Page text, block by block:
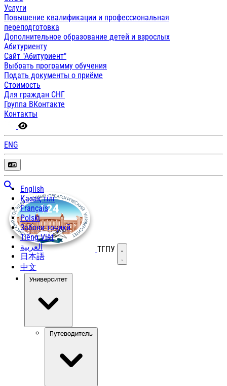
Услуги
Повышение квалификации и профессиональная
переподготовка
Дополнительное образование детей и взрослых
Абитуриенту
Сайт "Абитуриент"
Выбрать программу обучения
Подать документы о приёме
Стоимость
Для граждан СНГ
Группа ВКонтакте
Контакты
ENG
English
Қазақ тілі
Français
Polski
Забони тоҷикӣ
Tiếng Việt
العربية
日本語
中文
ТГПУ Открыть меню
Университет
Путеводитель